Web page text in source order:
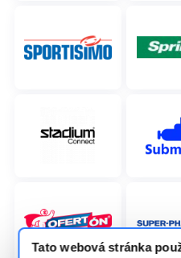
Tato webová stránka